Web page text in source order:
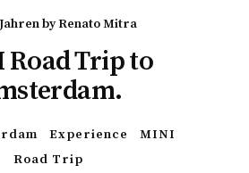
byRenato Mitra
Road Trip to
Experience
MINI
Road Trip